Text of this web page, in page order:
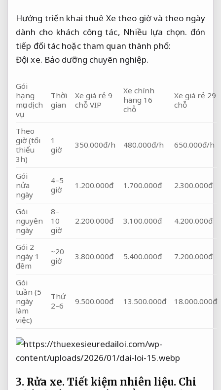
Hướng triển khai thuê Xe theo giờ và theo ngày
dành cho khách công tác, Nhiều lựa chọn. đón
tiếp đối tác hoặc tham quan thành phố:
Đội xe. Bảo dưỡng chuyên nghiệp.
Gói
hạng
mục dịch
vụ
Thời
gian
Xe giá rẻ 9
chỗ VIP
Xe chính
hãng 16
chỗ
Xe giá rẻ 29
chỗ
Theo
giờ (tối
thiểu
3h)
1
giờ
350.000đ/h 480.000đ/h 650.000đ/h
Gói
nửa
ngày
4–5
giờ
1.200.000đ 1.700.000đ 2.300.000đ
Gói
nguyên
ngày
8–
10
giờ
2.200.000đ 3.100.000đ 4.200.000đ
Gói 2
ngày 1
đêm
~20
giờ
3.800.000đ 5.400.000đ 7.200.000đ
Gói
tuần (5
ngày
làm
việc)
Thứ
2–6
9.500.000đ 13.500.000đ 18.000.000đ
3. Rửa xe.Tiết kiệm nhiên liệu. Chi